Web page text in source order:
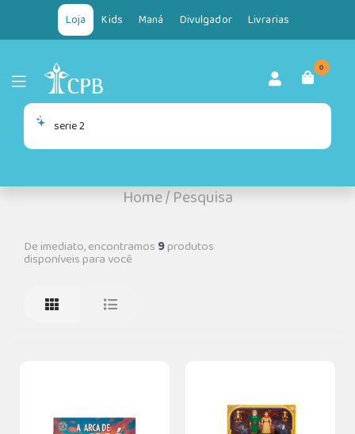
Loja Kids Maná Divulgador Livrarias
0
Home/Pesquisa
De imediato, encontramos 9produtos
disponíveis para você